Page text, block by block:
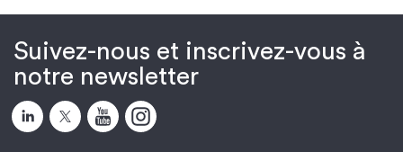
Suivez-nous et inscrivez-vous à
notre newsletter